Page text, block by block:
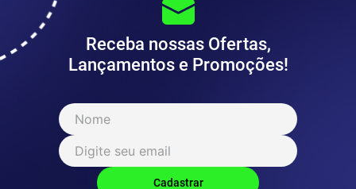
Receba nossas Ofertas,
Lançamentos e Promoções!